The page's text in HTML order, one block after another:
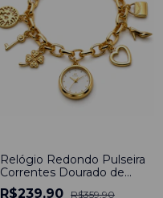
Relógio Redondo Pulseira
Correntes Dourado de
Aço Inoxidável
R$239,90 R$359,90